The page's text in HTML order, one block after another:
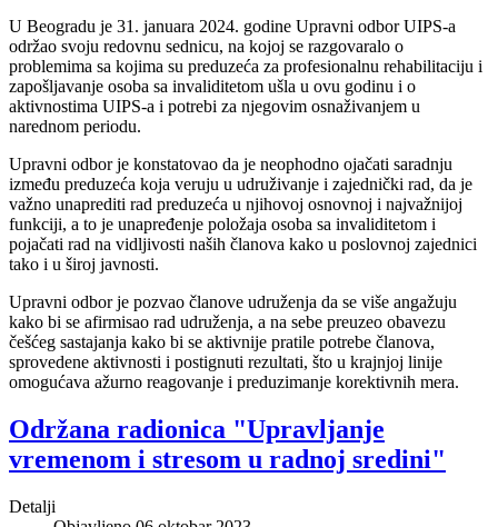
U Beogradu je 31. januara 2024. godine Upravni odbor UIPS-a
održao svoju redovnu sednicu, na kojoj se razgovaralo o
problemima sa kojima su preduzeća za profesionalnu rehabilitaciju i
zapošljavanje osoba sa invaliditetom ušla u ovu godinu i o
aktivnostima UIPS-a i potrebi za njegovim osnaživanjem u
narednom periodu.
Upravni odbor je konstatovao da je neophodno ojačati saradnju
između preduzeća koja veruju u udruživanje i zajednički rad, da je
važno unaprediti rad preduzeća u njihovoj osnovnoj i najvažnijoj
funkciji, a to je unapređenje položaja osoba sa invaliditetom i
pojačati rad na vidljivosti naših članova kako u poslovnoj zajednici
tako i u široj javnosti.
Upravni odbor je pozvao članove udruženja da se više angažuju
kako bi se afirmisao rad udruženja, a na sebe preuzeo obavezu
češćeg sastajanja kako bi se aktivnije pratile potrebe članova,
sprovedene aktivnosti i postignuti rezultati, što u krajnjoj linije
omogućava ažurno reagovanje i preduzimanje korektivnih mera.
Održana radionica "Upravljanje
vremenom i stresom u radnoj sredini"
Detalji